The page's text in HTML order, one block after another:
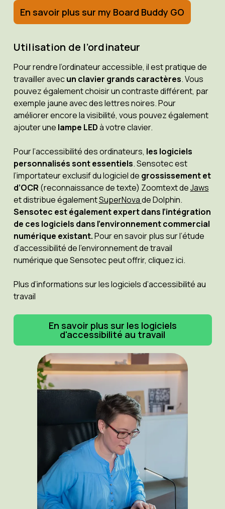
En savoir plus sur my Board Buddy GO
Utilisation de l’ordinateur
Pour rendre l’ordinateur accessible, il est pratique de
travailler avecun clavier grands caractères. Vous
pouvez également choisir un contraste différent, par
exemple jaune avec des lettres noires. Pour
améliorer encore la visibilité, vous pouvez également
ajouter une lampe LEDà votre clavier.
Pour l’accessibilité des ordinateurs, les logiciels
personnalisés sont essentiels. Sensotec est
l’importateur exclusif du logiciel de grossissement et
d’OCR (reconnaissance de texte) Zoomtext deJaws
et distribue égalementSuperNovade Dolphin.
Sensotec est également expert dans l’intégration
de ces logiciels dans l’environnement commercial
numérique existant.Pour en savoir plus sur l’étude
d’accessibilité de l’environnement de travail
numérique que Sensotec peut offrir, cliquez ici.
Plus d’informations sur les logiciels d’accessibilité au
travail
En savoir plus sur les logiciels
d'accessibilité au travail